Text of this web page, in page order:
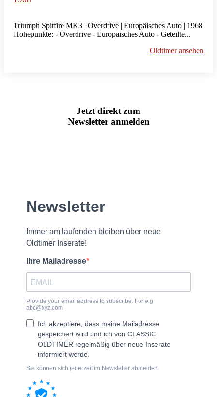
Triumph Spitfire MK3 | Overdrive | Europäisches Auto | 1968
Höhepunkte: - Overdrive - Europäisches Auto - Geteilte...
Oldtimer ansehen
Jetzt direkt zum
Newsletter anmelden